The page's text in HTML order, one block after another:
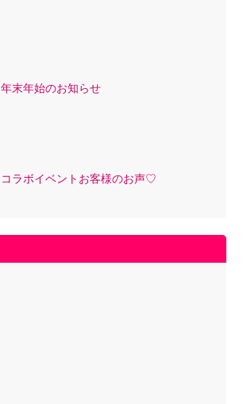
年末年始のお知らせ
コラボイベントお客様のお声♡